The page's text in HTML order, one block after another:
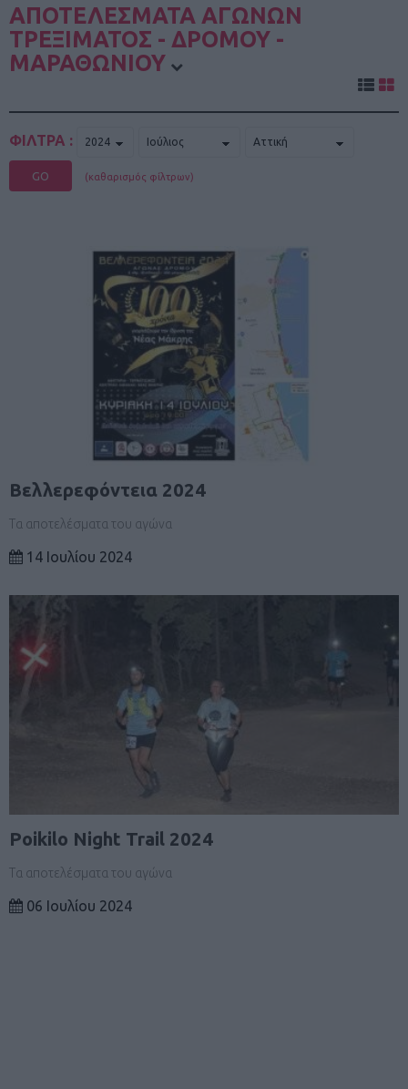
ΑΠΟΤΕΛΕΣΜΑΤΑ ΑΓΩΝΩΝ
ΤΡΕΞΙΜΑΤΟΣ - ΔΡΟΜΟΥ -
ΜΑΡΑΘΩΝΙΟΥ
ΦΙΛΤΡΑ :
GO (καθαρισμός φίλτρων)
Βελλερεφόντεια 2024
Τα αποτελέσματα του αγώνα
14 Ιουλίου 2024
Poikilo Night Trail 2024
Τα αποτελέσματα του αγώνα
06 Ιουλίου 2024